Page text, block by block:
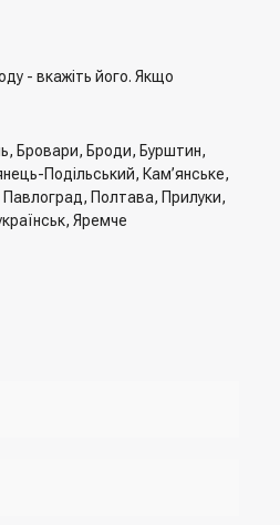
- вкажіть його. Якщо
Бровари, Броди, Бурштин,
Подільський, Кам’янське,
Павлоград, Полтава, Прилуки,
Яремче